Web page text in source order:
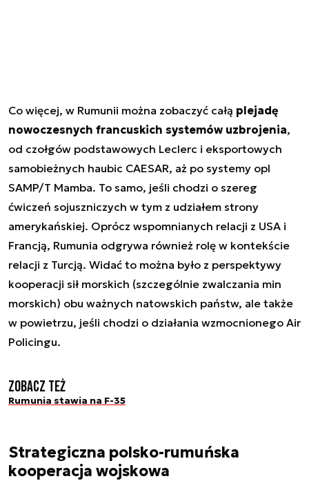
Co więcej, w Rumunii można zobaczyć całą plejadę
nowoczesnych francuskich systemów uzbrojenia,
od czołgów podstawowych Leclerc i eksportowych
samobieżnych haubic CAESAR, aż po systemy opl
SAMP/T Mamba. To samo, jeśli chodzi o szereg
ćwiczeń sojuszniczych w tym z udziałem strony
amerykańskiej. Oprócz wspomnianych relacji z USA i
Francją, Rumunia odgrywa również rolę w kontekście
relacji z Turcją. Widać to można było z perspektywy
kooperacji sił morskich (szczególnie zwalczania min
morskich) obu ważnych natowskich państw, ale także
w powietrzu, jeśli chodzi o działania wzmocnionego Air
Policingu.
Zobacz też
Rumunia stawia na F-35
Strategiczna polsko-rumuńska
kooperacja wojskowa